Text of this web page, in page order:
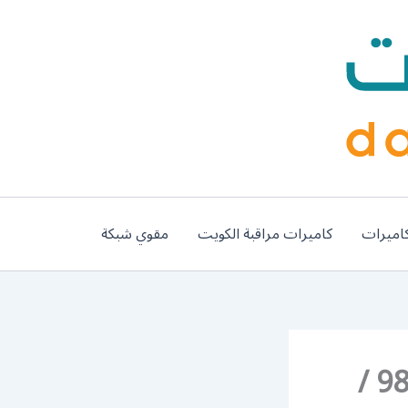
كاميرات مراقبة الكويت مقوي شبكة
فني تصليح تكييف غرب مشرف / 98548488 /